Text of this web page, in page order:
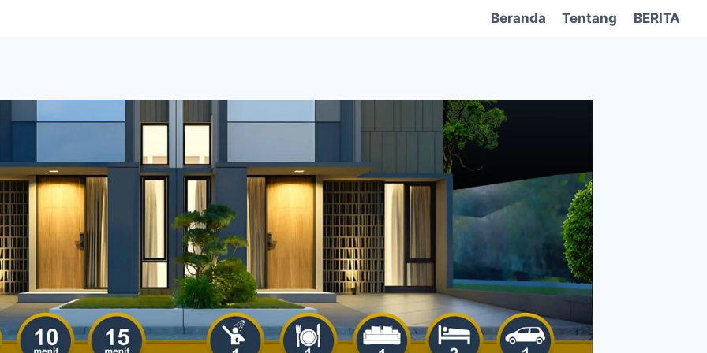
Beranda Tentang BERITA